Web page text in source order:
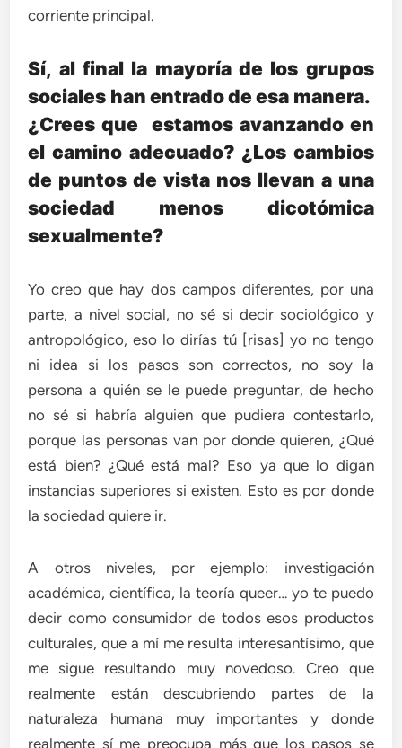
corriente principal.
Sí, al final la mayoría de los grupos
sociales han entrado de esa manera.
¿Crees que estamos avanzando en
el camino adecuado? ¿Los cambios
de puntos de vista nos llevan a una
sociedad menos dicotómica
sexualmente?
Yo creo que hay dos campos diferentes, por una
parte, a nivel social, no sé si decir sociológico y
antropológico, eso lo dirías tú [risas] yo no tengo
ni idea si los pasos son correctos, no soy la
persona a quién se le puede preguntar, de hecho
no sé si habría alguien que pudiera contestarlo,
porque las personas van por donde quieren, ¿Qué
está bien? ¿Qué está mal? Eso ya que lo digan
instancias superiores si existen. Esto es por donde
la sociedad quiere ir.
A otros niveles, por ejemplo: investigación
académica, científica, la teoría queer… yo te puedo
decir como consumidor de todos esos productos
culturales, que a mí me resulta interesantísimo, que
me sigue resultando muy novedoso. Creo que
realmente están descubriendo partes de la
naturaleza humana muy importantes y donde
realmente sí me preocupa más que los pasos se